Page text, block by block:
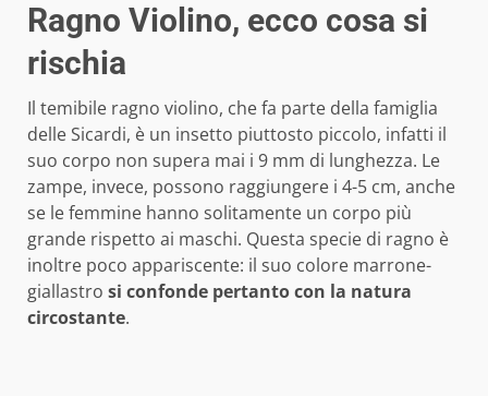
Ragno Violino, ecco cosa si
rischia
Il temibile ragno violino, che fa parte della famiglia
delle Sicardi, è un insetto piuttosto piccolo, infatti il
suo corpo non supera mai i 9 mm di lunghezza. Le
zampe, invece, possono raggiungere i 4-5 cm, anche
se le femmine hanno solitamente un corpo più
grande rispetto ai maschi. Questa specie di ragno è
inoltre poco appariscente: il suo colore marrone-
giallastro si confonde pertanto con la natura
circostante.